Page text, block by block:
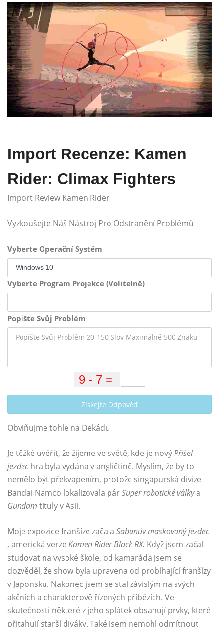
Import Recenze: Kamen
Rider: Climax Fighters
Import Review Kamen Rider
Vyzkoušejte Náš Nástroj Pro Odstranění Problémů
Vyberte Operační Systém
Vyberte Program Projekce (Volitelně)
Popište Svůj Problém
Získejte Odpověď
Obviňujme tohle na Dekádu
Je těžké uvěřit, že žijeme ve světě, kde je novýPřišel
jezdec hra byla vydána v angličtině. Myslím, že by to
nemělo být překvapením, protože singapurská divize
Bandai Namco lokalizovala párSuper robotické válkya
Gundam tituly v Asii.
Moje expozice franšíze začala Sabanův maskovaný jezdec
, americká verze Kamen Rider Black RX. Když jsem začal
studovat na vysoké škole, od kamaráda jsem se
dozvěděl, že show byla upravena od probíhající franšízy
v Japonsku. Nakonec jsem se stal závislým na svých
akčních a charakterově řízených příbězích. Ve
skutečnosti některé z jeho splátek obsahují prvky, které
přitahují starší diváky. Také jsem nemohl odmítnout